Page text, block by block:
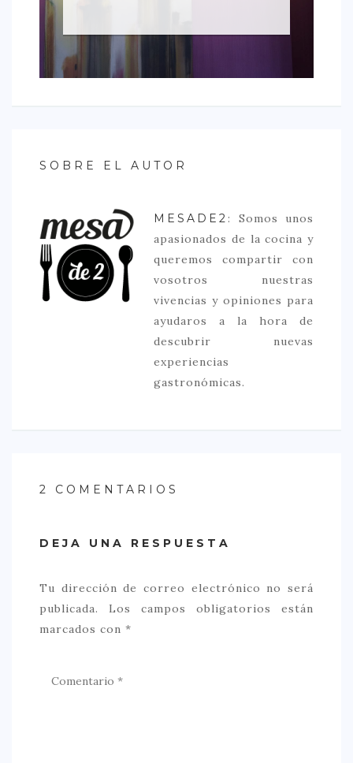
SOBRE EL AUTOR
MESADE2: Somos unos
apasionados de la cocina y
queremos compartir con
vosotros nuestras
vivencias y opiniones para
ayudaros a la hora de
descubrir nuevas
experiencias
gastronómicas.
2 COMENTARIOS
DEJA UNA RESPUESTA
Tu dirección de correo electrónico no será
publicada.
Los campos obligatorios están
marcados con *